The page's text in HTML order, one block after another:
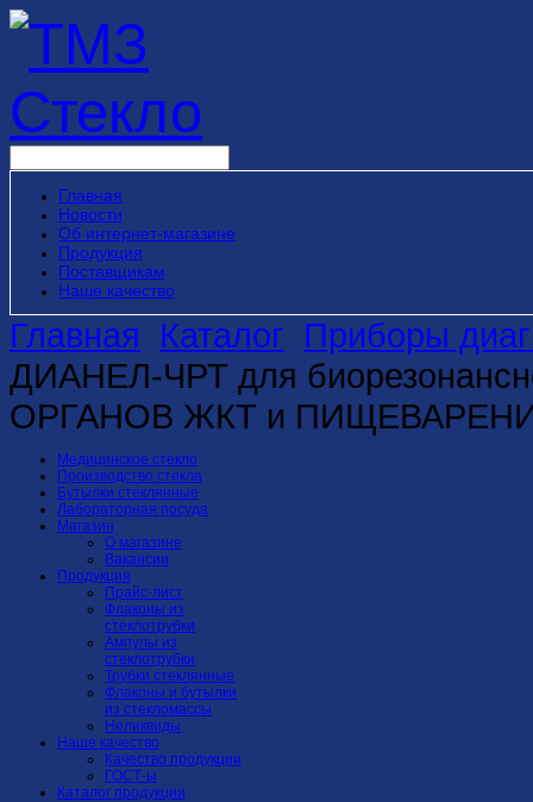
Главная
Новости
Об интернет-магазине
Продукция
Поставщикам
Наше качество
Главная Каталог Приборы
ДИАНЕЛ-ЧРТ для
ОРГАНОВ ЖКТ и
Медицинское стекло
Производство стекла
Бутылки стеклянные
Лабораторная посуда
Магазин
О магазине
Вакансии
Продукция
Прайс-лист
Флаконы из
стеклотрубки
Ампулы из
стеклотрубки
Трубки стеклянные
Флаконы и бутылки
из стекломассы
Неликвиды
Наше качество
Качество продукции
ГОСТ-ы
Каталог продукции